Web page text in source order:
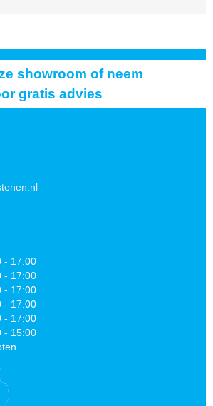
showroom of neem
gratis advies
- 17:00
- 17:00
- 17:00
- 17:00
- 17:00
- 15:00